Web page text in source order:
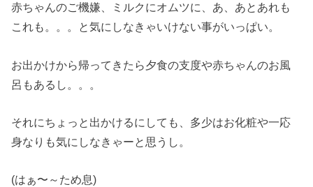
赤ちゃんのご機嫌、ミルクにオムツに、あ、あとあれも
これも。。。と気にしなきゃいけない事がいっぱい。
お出かけから帰ってきたら夕食の支度や赤ちゃんのお風
呂もあるし。。。
それにちょっと出かけるにしても、多少はお化粧や一応
身なりも気にしなきゃーと思うし。
(はぁ〜～ため息)